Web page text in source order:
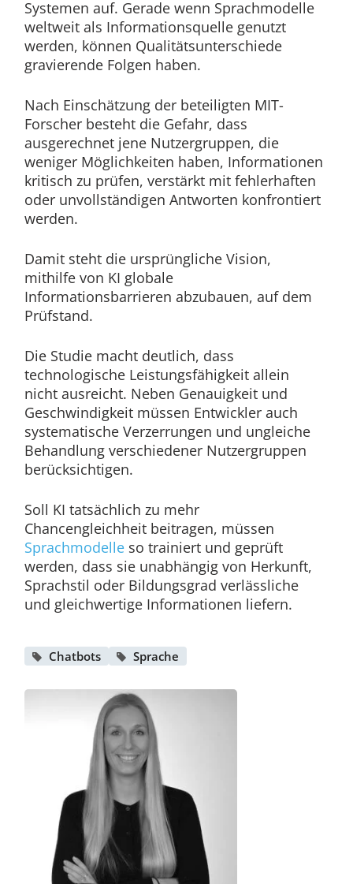
Systemen auf. Gerade wenn Sprachmodelle
weltweit als Informationsquelle genutzt
werden, können Qualitätsunterschiede
gravierende Folgen haben.
Nach Einschätzung der beteiligten MIT-
Forscher besteht die Gefahr, dass
ausgerechnet jene Nutzergruppen, die
weniger Möglichkeiten haben, Informationen
kritisch zu prüfen, verstärkt mit fehlerhaften
oder unvollständigen Antworten konfrontiert
werden.
Damit steht die ursprüngliche Vision,
mithilfe von KI globale
Informationsbarrieren abzubauen, auf dem
Prüfstand.
Die Studie macht deutlich, dass
technologische Leistungsfähigkeit allein
nicht ausreicht. Neben Genauigkeit und
Geschwindigkeit müssen Entwickler auch
systematische Verzerrungen und ungleiche
Behandlung verschiedener Nutzergruppen
berücksichtigen.
Soll KI tatsächlich zu mehr
Chancengleichheit beitragen, müssen
Sprachmodelleso trainiert und geprüft
werden, dass sie unabhängig von Herkunft,
Sprachstil oder Bildungsgrad verlässliche
und gleichwertige Informationen liefern.
Chatbots Sprache